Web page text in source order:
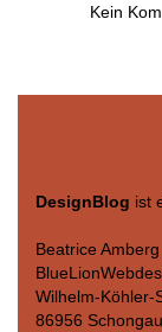
Kein
DesignBlog ist
Beatrice Amberg
Wilhelm-Köhler-
86956 Schongau